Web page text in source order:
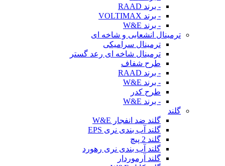
- برند RAAD
- برند VOLTIMAX
- برند W&E
ترمینال انشعابی و شاخه ای
ترمینال سرامیکی
ترمینال شاخه ای رعد گستر
طرح شفاف
- برند RAAD
- برند W&E
طرح کدر
- برند W&E
گلند
گلند ضد انفجار W&E
گلند آب بندی نری EPS
گلند 2 پیچ
گلند آب بندی نری رهورد
گلند آرموردار